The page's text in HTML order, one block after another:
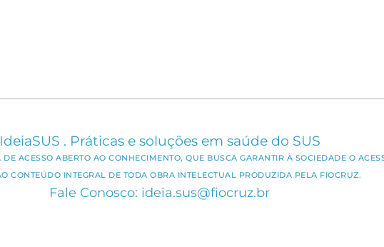
. Práticas e soluções em saúde do SUS
ACESSO ABERTO AO CONHECIMENTO, QUE BUSCA GARANTIR À SOCIEDADE O
CONTEÚDO INTEGRAL DE TODA OBRA INTELECTUAL PRODUZIDA PELA FIOCRUZ.
Fale Conosco: ideia.sus@fiocruz.br